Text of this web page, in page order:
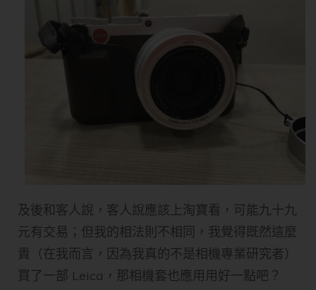
及後和客人說，客人說應該上淘寶看，可能九十九
元有交易；但我的相法則不相同，我覺得既然這麼
貴（在我而言，因為我真的不是相機專業研究者）
買了一部 Leica，那相機套也應用用好一點吧？